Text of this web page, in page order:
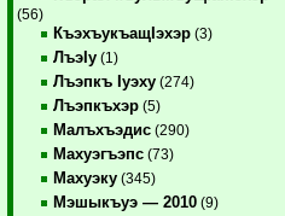
(56)
КъэхъукъащIэхэр (3)
ЛъэIу (1)
Лъэпкъ Iуэху (274)
Лъэпкъхэр (5)
Малъхъэдис (290)
Махуэгъэпс (73)
Махуэку (345)
Мэшыкъуэ — 2010 (9)